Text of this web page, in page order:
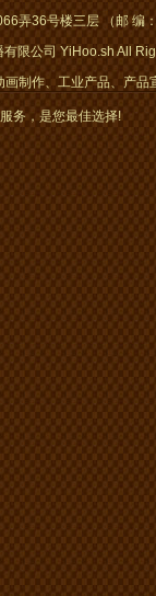
弄36号楼三层 （邮 编
限公司 YiHoo.sh All
制作、工业产品、产
务，是您最佳选择!